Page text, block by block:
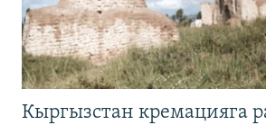
Кыргызстан кремацияга